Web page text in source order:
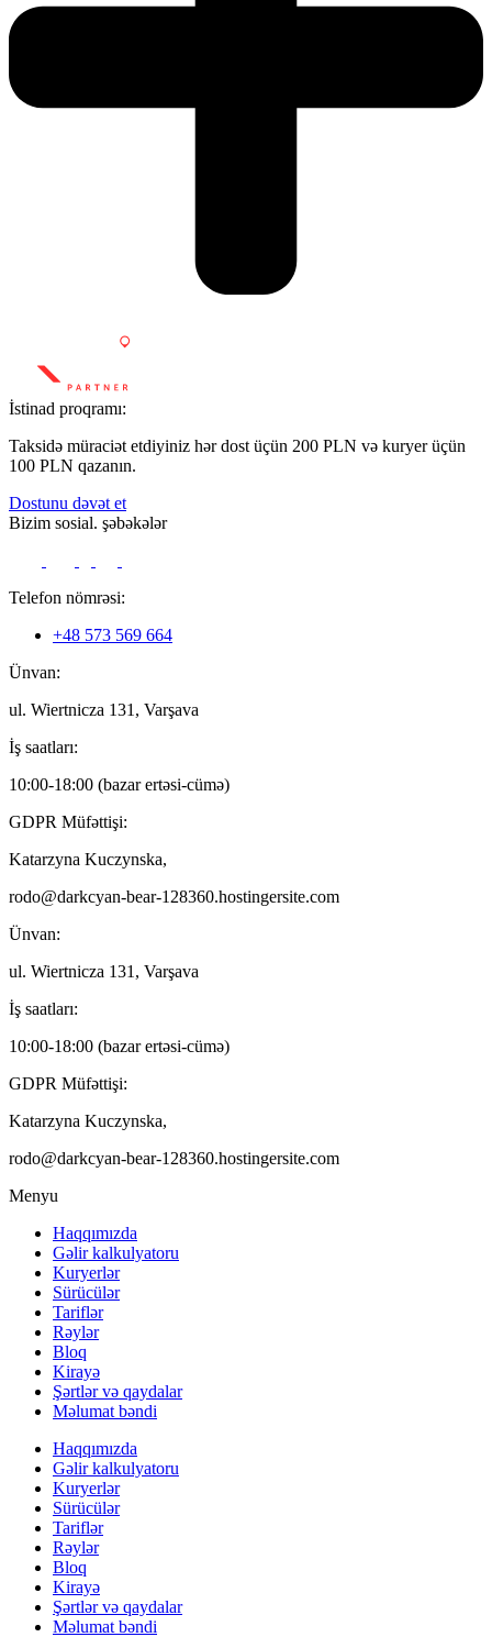
İstinad proqramı:
Taksidə müraciət etdiyiniz hər dost üçün 200 PLN və kuryer üçün
100 PLN qazanın.
Dostunu dəvət et
Bizim sosial. şəbəkələr
Telefon nömrəsi:
+48 573 569 664
Ünvan:
ul. Wiertnicza 131, Varşava
İş saatları:
10:00-18:00 (bazar ertəsi-cümə)
GDPR Müfəttişi:
Katarzyna Kuczynska,
rodo@darkcyan-bear-128360.hostingersite.com
Ünvan:
ul. Wiertnicza 131, Varşava
İş saatları:
10:00-18:00 (bazar ertəsi-cümə)
GDPR Müfəttişi:
Katarzyna Kuczynska,
rodo@darkcyan-bear-128360.hostingersite.com
Menyu
Haqqımızda
Gəlir kalkulyatoru
Kuryerlər
Sürücülər
Tariflər
Rəylər
Bloq
Kirayə
Şərtlər və qaydalar
Məlumat bəndi
Haqqımızda
Gəlir kalkulyatoru
Kuryerlər
Sürücülər
Tariflər
Rəylər
Bloq
Kirayə
Şərtlər və qaydalar
Məlumat bəndi